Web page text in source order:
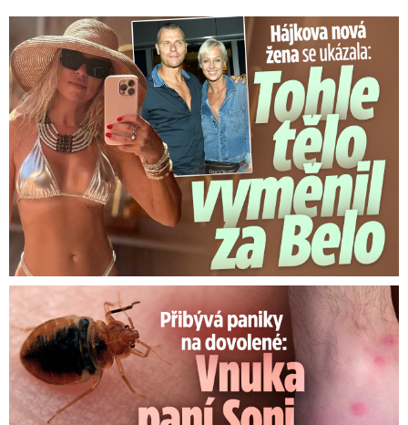
Tohle tělo nahradilo Belo: Nová partnerka se ukázala...
Panika na dovolené: Vnuka Soni v hotelu poštípaly štěnice!